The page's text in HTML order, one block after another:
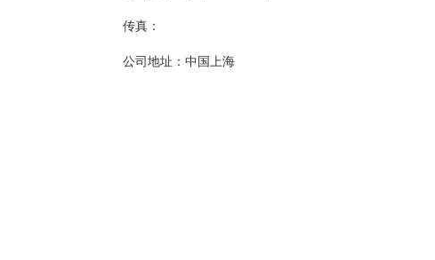
传真：
公司地址：中国上海